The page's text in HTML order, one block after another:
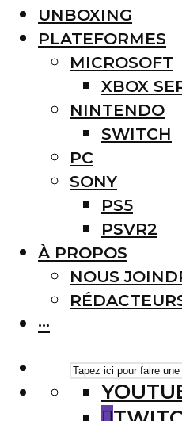
UNBOXING
PLATEFORMES
MICROSOFT
XBOX
NINTENDO
SWITCH
PC
SONY
PS5
PSVR2
À PROPOS
NOUS
···